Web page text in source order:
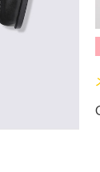
ファッショ
メンズの